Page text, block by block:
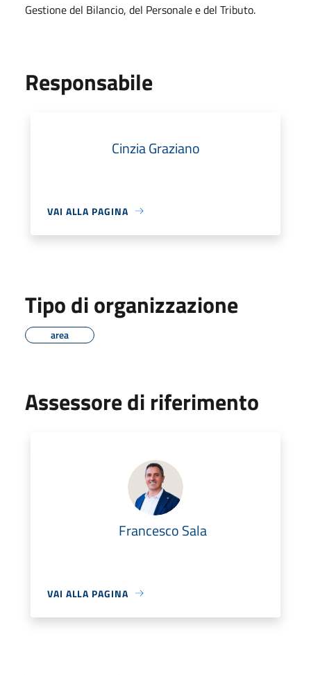
Gestione del Bilancio, del Personale e del Tributo.
Responsabile
Cinzia Graziano
VAI ALLA PAGINA
Tipo di organizzazione
area
Assessore di riferimento
Francesco Sala
VAI ALLA PAGINA